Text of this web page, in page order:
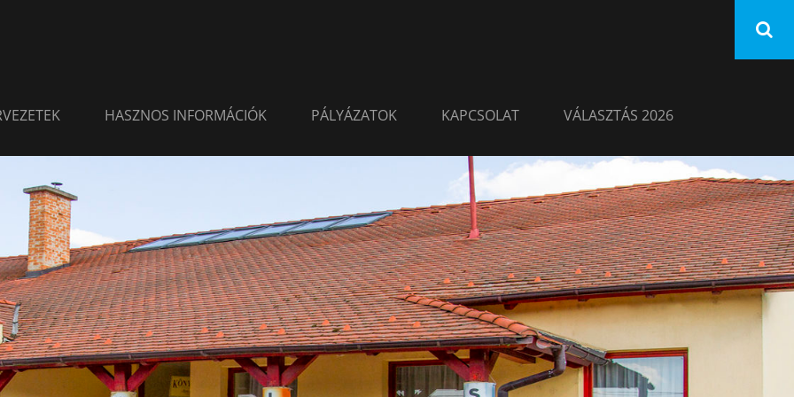
HASZNOS INFORMÁCIÓK PÁLYÁZATOK KAPCSOLAT VÁLASZTÁS 2026